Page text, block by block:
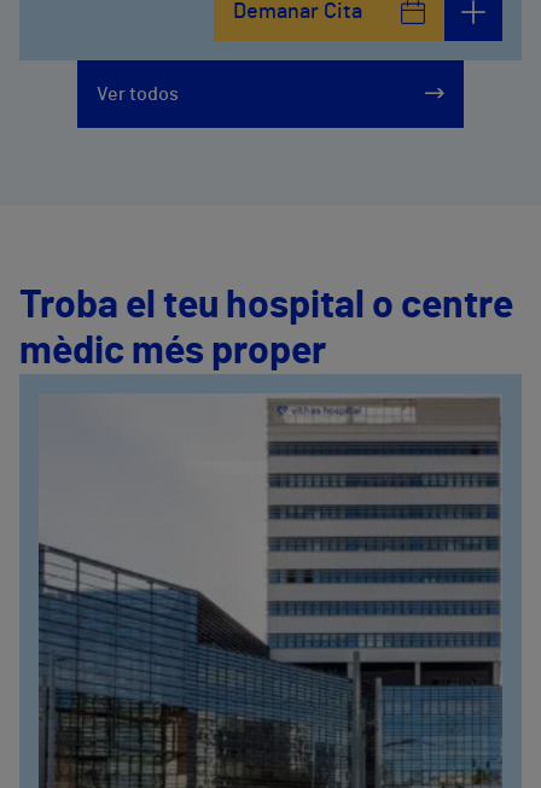
Demanar Cita
Ver todos
Troba el teu hospital o centre
mèdic més proper